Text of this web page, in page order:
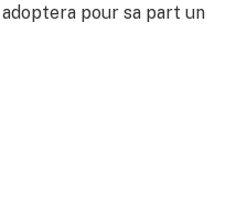
pour sa part un